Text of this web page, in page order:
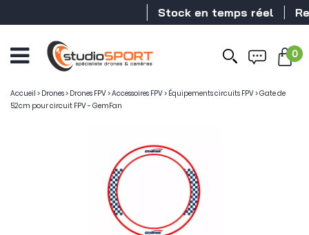
Stock en temps réel
menu
0
Accueil > Drones> Drones FPV>Accessoires FPV> Équipements circuits FPV>Gate de
52cm pour circuit FPV - GemFan